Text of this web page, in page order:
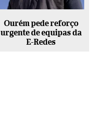
Ourém pede reforço
urgente de equipas da
E-Redes